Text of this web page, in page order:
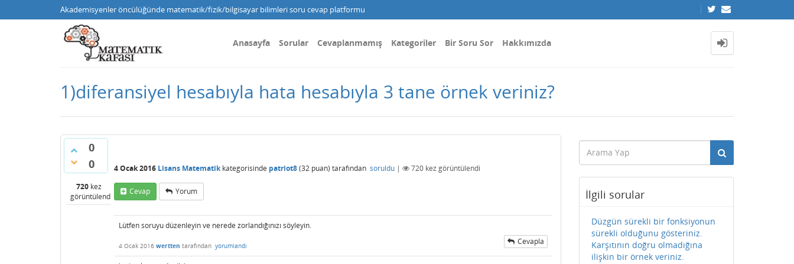
Akademisyenler öncülüğünde matematik/fizik/bilgisayar bilimleri soru cevap platformu
Anasayfa Sorular Cevaplanmamış Kategoriler Bir Soru Sor Hakkımızda
1)diferansiyel hesabıyla hata hesabıyla 3 tane örnek veriniz?
0
0
720 kez
görüntülendi
4 Ocak 2016 Lisans Matematikkategorisinde patriot8(32 puan) tarafından soruldu | 720 kez görüntülendi
Cevap Yorum
Lütfen soruyu düzenleyin ve nerede zorlandığınızı söyleyin.
4 Ocak 2016 wertten tarafından yorumlandı Cevapla
İlgili sorular
Düzgün sürekli bir fonksiyonun
sürekli olduğunu gösteriniz.
Karşıtının doğru olmadığına
ilişkin bir örnek veriniz.